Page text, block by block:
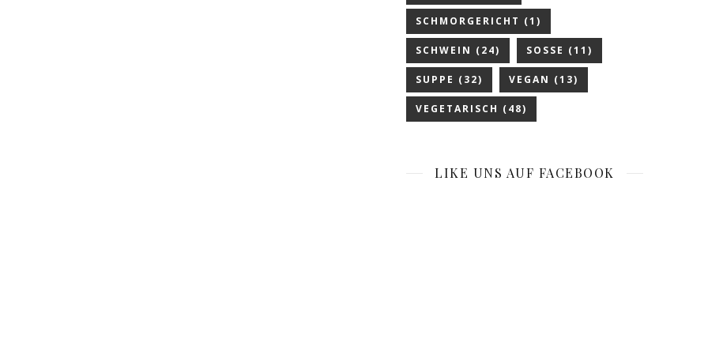
SCHMORGERICHT (1)
SCHWEIN (24) SOSSE (11)
SUPPE (32) VEGAN (13)
VEGETARISCH (48)
LIKE UNS AUF FACEBOOK